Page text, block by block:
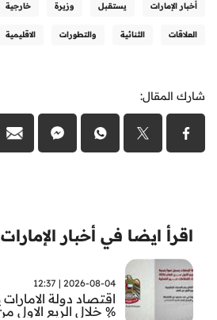
أخبار الإمارات يستقبل وزيرة خارجية
العلاقات الثنائية والتطورات الاقليمية
شارك المقال:
اقرأ ايضا في أخبار الإمارات
2026-08-04 | 12:37